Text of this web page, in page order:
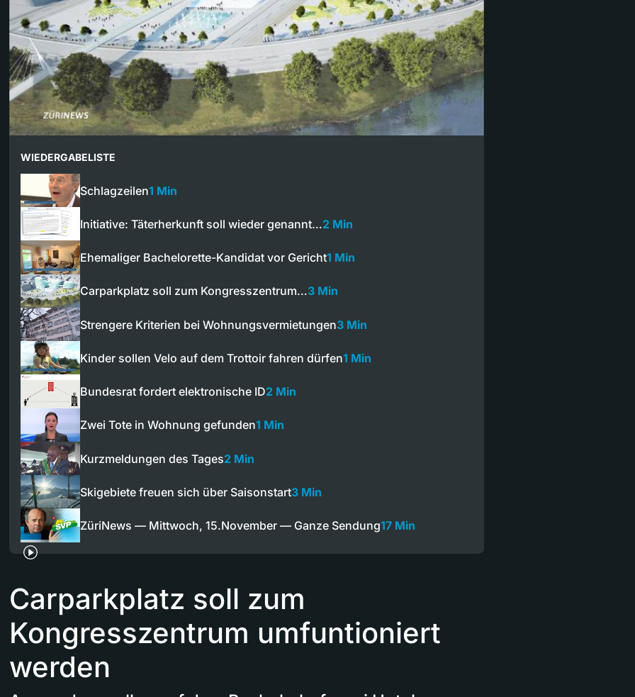
WIEDERGABELISTE
Schlagzeilen1 Min
Initiative: Täterherkunft soll wieder genannt…2 Min
Ehemaliger Bachelorette-Kandidat vor Gericht1 Min
Carparkplatz soll zum Kongresszentrum…3 Min
Strengere Kriterien bei Wohnungsvermietungen3 Min
Kinder sollen Velo auf dem Trottoir fahren dürfen1 Min
Bundesrat fordert elektronische ID2 Min
Zwei Tote in Wohnung gefunden1 Min
Kurzmeldungen des Tages2 Min
Skigebiete freuen sich über Saisonstart3 Min
ZüriNews — Mittwoch, 15.November — Ganze Sendung17 Min
Carparkplatz soll zum
Kongresszentrum umfuntioniert
werden